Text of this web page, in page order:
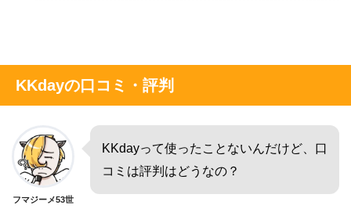
KKdayの口コミ・評判
フマジーメ53世
KKdayって使ったことないんだけど、口
コミは評判はどうなの？